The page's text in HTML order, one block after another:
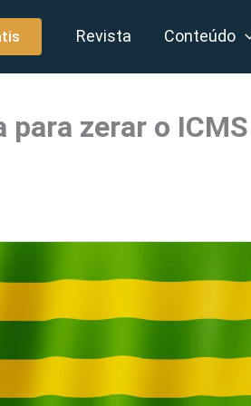
Revista Conteúdo
zerar o